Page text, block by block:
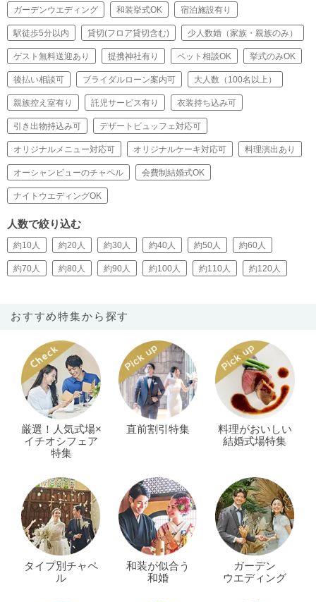
ガーデンウエディング 和装挙式OK 宿泊施設有り
駅徒歩5分以内 貸切(フロア貸切含む) 少人数婚（家族・親族のみ）
ゲスト無料送迎あり 提携神社有り ペット相談OK 挙式のみOK
後払い相談可 ブライダルローン案内可 大人数（100名以上）
親族控え室有り 託児サービス有り 衣装持ち込み可
引き出物持込み可 デザートビュッフェ対応可
オリジナルメニュー対応可 オリジナルケーキ対応可 料理演出あり
オーシャンビューのチャペル 会費制結婚式OK
ナイトウエディングOK
人数で絞り込む
約10人 約20人 約30人 約40人 約50人 約60人
約70人 約80人 約90人 約100人 約110人 約120人
おすすめ特集から探す
厳選！人気式場×
イチオシフェア
特集
直前割引特集
料理がおいしい
結婚式場特集
タイプ別チャペ
ル
和装が似合う
和婚
ガーデン
ウエディング